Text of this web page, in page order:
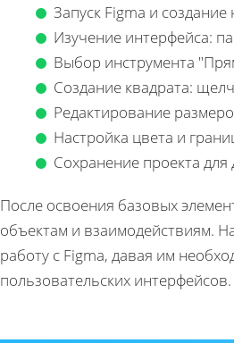
Запуск Figma и создание
Изучение интерфейса:
Выбор инструмента
Создание квадрата:
Редактирование
Настройка цвета и
Сохранение проекта
После освоения базовых
объектам и взаимодействиям.
работу с Figma, давая им
пользовательских интерфейсов.